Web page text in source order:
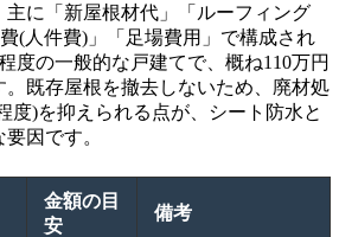
主に「新屋根材代」「ルーフィング
(人件費)」「足場費用」で構成され
度の一般的な戸建てで、概ね110万円
既存屋根を撤去しないため、廃材処
度)を抑えられる点が、シート防水と
因です。
金額の目
安
備考